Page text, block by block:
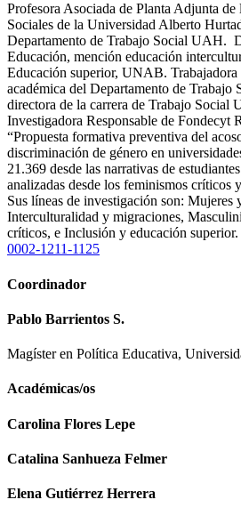
Profesora Asociada de Planta Adjunta
Sociales de la Universidad Alberto
Departamento de Trabajo Social UAH.
Educación, mención educación
Educación superior, UNAB.
académica del Departamento de Trabajo
directora de la carrera de Trabajo Social
Investigadora Responsable de Fondecyt
“Propuesta formativa preventiva del
discriminación de género en
21.369 desde las narrativas de
analizadas desde los feminismos críticos
Sus líneas de investigación son: Mujeres
Interculturalidad y migraciones,
críticos, e Inclusión y educación superior.
0002-1211-1125
Coordinador
Pablo Barrientos S.
Magíster en Política Educativa,
Académicas/os
Carolina Flores Lepe
Catalina Sanhueza Felmer
Elena Gutiérrez Herrera